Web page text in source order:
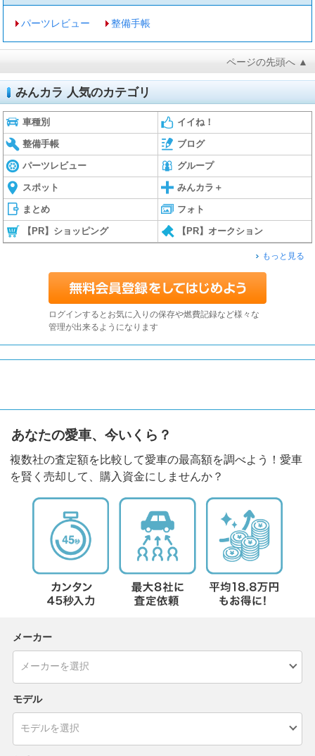
パーツレビュー 整備手帳
ページの先頭へ ▲
みんカラ 人気のカテゴリ
車種別 イイね！
整備手帳 ブログ
パーツレビュー グループ
スポット みんカラ＋
まとめ フォト
【PR】ショッピング 【PR】オークション
もっと見る
ログインするとお気に入りの保存や燃費記録など様々な
管理が出来るようになります
あなたの愛車、今いくら？
複数社の査定額を比較して愛車の最高額を調べよう！愛車
を賢く売却して、購入資金にしませんか？
メーカー
モデル